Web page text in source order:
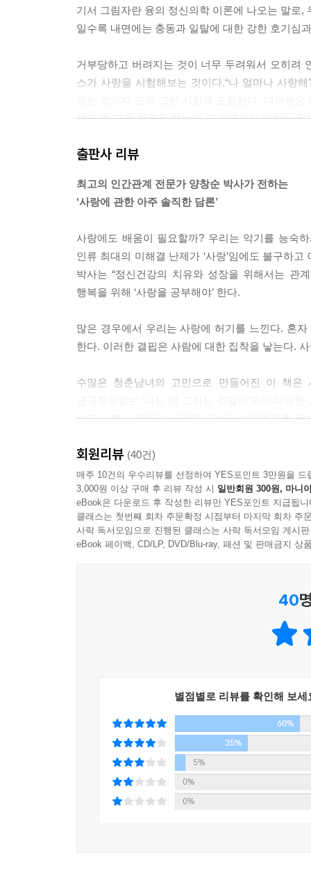
기서 그림자란 융의 정신의학 이론에 나오는 말로
일수록 내면에는 충동과 일탈에 대한 강한 호기심
거부당하고 버려지는 것이 너무 두려워서 오히려
스가 사랑을 시험해보는 것이다.“나 얼마나 사랑
해도 왜 그런 행동을 하는지 그 이유까지 알지는 못
흔히 부모가 아이를 과잉보호하는 것이 사랑이라
속에는 늘 억압된 두려움과 자신을 그렇게 만든
이가 내면에 숨어 있는 탓이다. --- p.142
우리가 상대방의 자율성을 지지해주려면 어떻게
간섭당하면서 행복할 사람은 없다. 특히 연인들
은 상대방에게 죄책감을 느끼지 않고 자신이 원하
노력한 만큼 따라와주지 않는다고 불평한다. 사
라 영향을 받으므로 백 퍼센트 서로 일치한다는
첫 번째는 상대방에게 그릇된 요구를 하는 것이
이런 타입은 자기 연민이 강해서 스스로에게는 대
은 것을 요구한다. 또한 ‘남자는 좋은 직장을 다녀
입견이나 편견도 많은 편이다. 그래서 자기가 생
서도 자기는 요구사항이 별로 없다고 생각하니 더
대를 변화시키려 해서는 안 된다”라는 교훈을 결
의 성장과 발전을 위해 배려하고 타협하고 절충
는 것을 네가 도와준다’가 진정한 메시지가 되어야
헤쳐나갈 수 있는 힘을 어디서 어떻게 찾을 것인
출판사 리뷰
최고의 인간관계 전문가 양창순 박사가 전하는
‘사랑에 관한 아주 솔직한 담론’
사랑에도 배움이 필요할까? 우리는 악기를 능숙
인류 최대의 미해결 난제가 ‘사랑’임에도 불구하
박사는 “정신건강의 치유와 성장을 위해서는 관
행복을 위해 ‘사랑을 공부해야’ 한다.
많은 경우에서 우리는 사랑에 허기를 느낀다. 혼
한다. 이러한 결핍은 사람에 대한 집착을 낳는다.
수많은 청춘남녀의 고민으로 만들어진 이 책은
하고 다른 사람들의 사랑의 모습은 어떠한지를
“불안하다고, 외롭다고 아무나 사랑하지 마라.
집착과 의존에서 벗어나면 ‘진짜 사랑’이 온다!”
대인관계클리닉 원장으로 오랜 기간 사람들의
근본적인 고민은 크게 변하지 않았다고 말한다.
있는 힘까지, 이 책에는 인생에 꼭 필요한 굵직한
사랑에 힘든 우리가 가장 먼저 알아야 할 것은
성장과정의 여러 요인이 작용하여 한 사람의 역사
이 책은 ‘까칠하게 사랑하라’라고 주문한다. 이
스스로가 건강한 자존감을 회복할 수 있을 때, 그
건강한 연인관계를 위한 4가지 키워드
회원리뷰 (40건)
매주 10건의 우수리뷰를 선정하여 YES포인트 3만원을 드
3,000원 이상 구매 후 리뷰 작성 시 일반회원 300원, 마니
eBook은 다운로드 후 작성한 리뷰만 YES포인트 지급됩니
클래스는 첫번째 회차 주문확정 시점부터 마지막 회차 주
사락 독서모임으로 진행된 클래스는 사락 독서모임 게시
eBook 페이백, CD/LP, DVD/Blu-ray, 패션 및 판매금지 상
40
별점별로 리뷰를 확인해 보세
60%
35%
5%
0%
0%